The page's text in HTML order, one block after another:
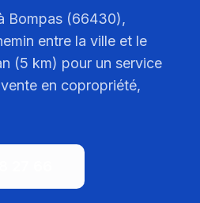
Bompas (66430),
entre la ville et le
(5 km) pour un service
en copropriété,